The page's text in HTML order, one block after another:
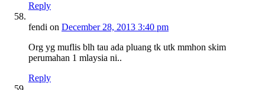
Reply
fendi on December 28, 2013 3:40 pm
Org yg muflis blh tau ada pluang tk utk mmhon skim
perumahan 1 mlaysia ni..
Reply